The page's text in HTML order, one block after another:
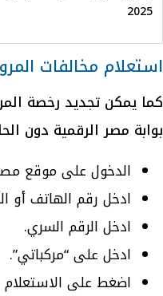
2025
استعلام مخالفات
كما يمكن تجديد رخصة
بوابة مصر الرقمية دون
الدخول على موقع
ادخل رقم الهاتف أو
ادخل الرقم السري.
ادخل على “مركباتي”.
اضغط على الاستعلام